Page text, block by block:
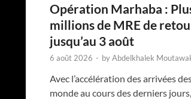
Opération Marhaba :
millions de MRE de
jusqu’au 3 août
6 août 2026 - byAbdelkhalek
Avec l’accélération des arrivées
monde au cours des derniers jours,